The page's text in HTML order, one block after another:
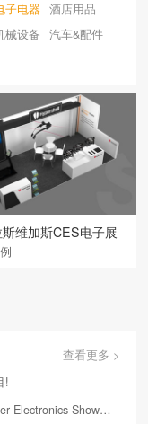
子电器 酒店用品
械设备
汽车&配件
维加斯CES电子展
查看更多 >
!
美国国际消费类电子产品展览会（Consumer Electronics Show，简称CES）